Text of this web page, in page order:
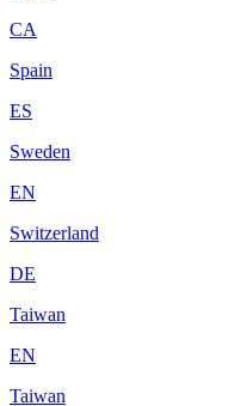
CA
Spain
ES
Sweden
EN
Switzerland
DE
Taiwan
EN
Taiwan